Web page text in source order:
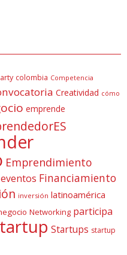
colombia Competencia
Creatividad cómo
emprende
Emprendimiento
eventos Financiamiento
inversión latinoamérica
Networking participa
Startups startup